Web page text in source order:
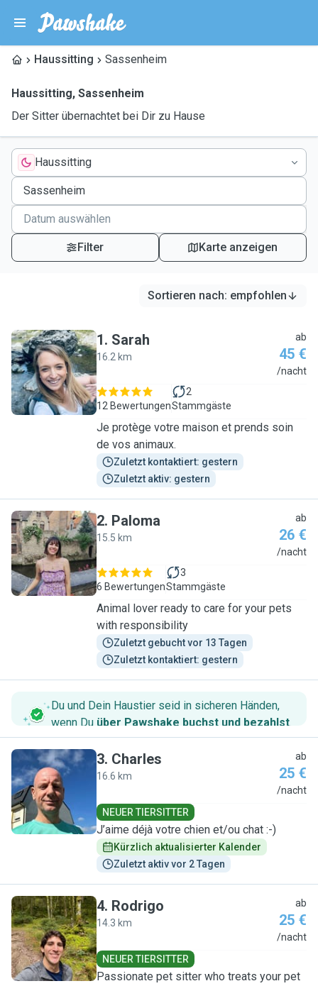
Haussitting Sassenheim
Haussitting, Sassenheim
Der Sitter übernachtet bei Dir zu Hause
Haussitting
Filter Karte anzeigen
Sortieren nach: empfohlen
S
1. Sarah
16.2 km
ab
45 €
/nacht
12 Bewertungen
2
Stammgäste
Je protège votre maison et prends soin
de vos animaux.
Zuletzt kontaktiert: gestern
Zuletzt aktiv: gestern
P
2. Paloma
15.5 km
ab
26 €
/nacht
6 Bewertungen
3
Stammgäste
Animal lover ready to care for your pets
with responsibility
Zuletzt gebucht vor 13 Tagen
Zuletzt kontaktiert: gestern
Du und Dein Haustier seid in sicheren Händen,
wenn Du über Pawshake buchst und bezahlst.
C
3. Charles
16.6 km
ab
25 €
/nacht
NEUER TIERSITTER
J’aime déjà votre chien et/ou chat :-)
Kürzlich aktualisierter Kalender
Zuletzt aktiv vor 2 Tagen
R
4. Rodrigo
14.3 km
ab
25 €
/nacht
NEUER TIERSITTER
Passionate pet sitter who treats your pet